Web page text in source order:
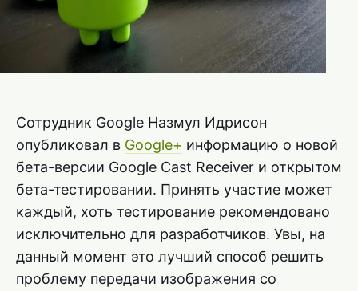
Сотрудник Google Назмул Идрисон
опубликовал в Google+ информацию о новой
бета-версии Google Cast Receiver и открытом
бета-тестировании. Принять участие может
каждый, хоть тестирование рекомендовано
исключительно для разработчиков. Увы, на
данный момент это лучший способ решить
проблему передачи изображения со